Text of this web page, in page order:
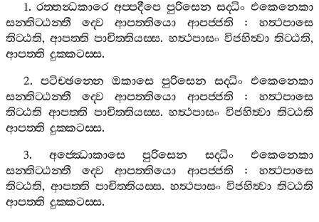
1.රත‍්තන්‍ධකාරෙ අප‍්පදීපෙ පුරිසෙන සද‍්ධිං එකෙනෙකා
සන‍්තිට‍්ඨන‍්තී
ද‍්වෙ ආපත‍්තියො ආපජ‍්ජති :හත්‍ථපාසෙ
තිට‍්ඨති,ආපත‍්ති පාචිත‍්තියස‍්ස. හත්‍ථපාසං විජහිත්‍වා තිට‍්ඨති,
ආපත‍්ති දුක‍්කටස‍්ස.
2. පටිච‍්ඡන‍්නෙ ඔකාසෙ පුරිසෙන සද‍්ධිං එකෙනෙකා
සන‍්තිට‍්ඨන‍්තී
ද‍්වෙ ආපත‍්තියො ආපජ‍්ජති :හත්‍ථපාසෙ
තිට‍්ඨති ආපත‍්ති පාචිත‍්තියස‍්ස.හත්‍ථපාසං විජහිත්‍වා තිට‍්ඨති
ආපත‍්ති දුක‍්කටස‍්ස.
3. අජ‍්ඣොකාසෙ පුරිසෙන සද‍්ධිං
එකෙනෙකා
සන‍්තිට‍්ඨන‍්තී
ද‍්වෙ ආපත‍්තියො ආපජ‍්ජති :හත්‍ථපාසෙ
තිට‍්ඨති, ආපත‍්ති පාචිත‍්තියස‍්ස. හත්‍ථපාසං විජහිත්‍වා තිට‍්ඨති
ආපත‍්ති දුක‍්කටස‍්ස.